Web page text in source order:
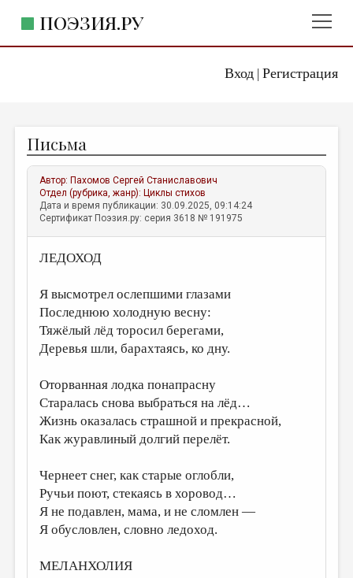
Вход| Регистрация
ПОЭЗИЯ.РУ
ЖАНРЫ
АВТОРЫ
КОММЕНТАРИИ
ЛИТСАЛОН
НОВОСТИ
ПРАВИЛА САЙТА
ОТДЕЛЫ И РУБРИКИ
ИЗБРАННОЕ
ПРОИЗВЕДЕНИЯ
ПЕРЕВОДЫ
ДЕТСКАЯ КОМНАТА
КНИЖНАЯ ПОЛКА
ОБЗОР ЛИТЕРАТУРЫ
СТРАНИЦЫ ПАМЯТИ
Письма
Автор: Пахомов Сергей Станиславович
Отдел (рубрика, жанр): Циклы стихов
Дата и время публикации: 30.09.2025, 09:14:24
Сертификат Поэзия.ру: серия 3618 № 191975
ЛЕДОХОД
Я высмотрел ослепшими глазами
Последнюю холодную весну:
Тяжёлый лёд торосил берегами,
Деревья шли, барахтаясь, ко дну.
Оторванная лодка понапрасну
Старалась снова выбраться на лёд…
Жизнь оказалась страшной и прекрасной,
Как журавлиный долгий перелёт.
Чернеет снег, как старые оглобли,
Ручьи поют, стекаясь в хоровод…
Я не подавлен, мама, и не сломлен —
Я обусловлен, словно ледоход.
МЕЛАНХОЛИЯ